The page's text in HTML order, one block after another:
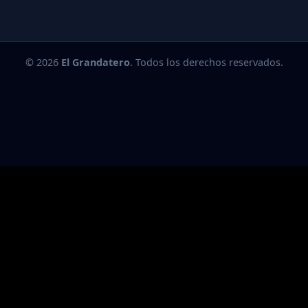
© 2026 El Grandatero. Todos los derechos reservados.